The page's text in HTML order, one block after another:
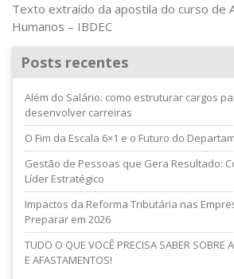
Texto extraído da apostila do curso de
Humanos – IBDEC
Posts recentes
Além do Salário: como estruturar cargos
desenvolver carreiras
O Fim da Escala 6×1 e o Futuro do
Gestão de Pessoas que Gera Resultado:
Líder Estratégico
Impactos da Reforma Tributária nas
Preparar em 2026
TUDO O QUE VOCÊ PRECISA SABER SOBRE
E AFASTAMENTOS!